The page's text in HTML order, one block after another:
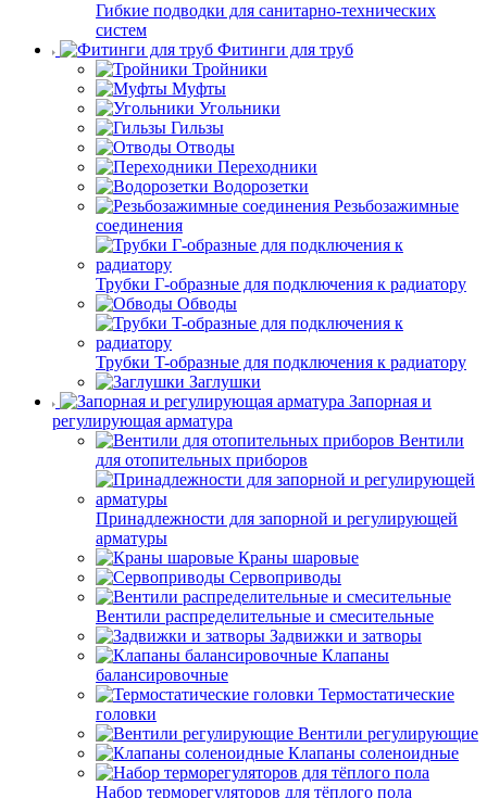
Гибкие подводки для санитарно-технических
систем
Фитинги для труб
Тройники
Муфты
Угольники
Гильзы
Отводы
Переходники
Водорозетки
Резьбозажимные
соединения
Трубки Г-образные для подключения к радиатору
Обводы
Трубки T-образные для подключения к радиатору
Заглушки
Запорная и
регулирующая арматура
Вентили
для отопительных приборов
Принадлежности для запорной и регулирующей
арматуры
Краны шаровые
Сервоприводы
Вентили распределительные и смесительные
Задвижки и затворы
Клапаны
балансировочные
Термостатические
головки
Вентили регулирующие
Клапаны соленоидные
Набор терморегуляторов для тёплого пола